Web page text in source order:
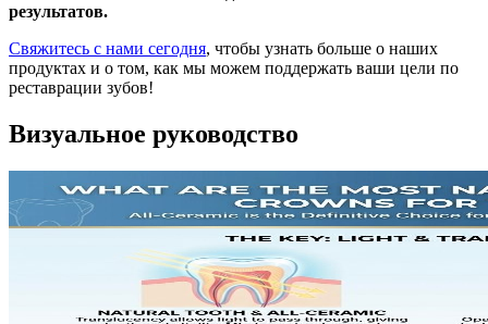
результатов.
Свяжитесь с нами сегодня, чтобы узнать больше о наших
продуктах и о том, как мы можем поддержать ваши цели по
реставрации зубов!
Визуальное руководство